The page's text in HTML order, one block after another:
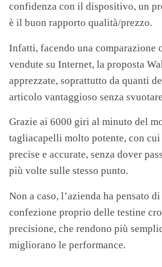
confidenza con il dispositivo, un
è il buon rapporto qualità/prezzo.
Infatti, facendo una comparazione
vendute su Internet, la proposta
apprezzate, soprattutto da quanti
articolo vantaggioso senza
Grazie ai 6000 giri al minuto del
tagliacapelli molto potente, con cui
precise e accurate, senza dover
più volte sulle stesso punto.
Non a caso, l’azienda ha pensato
confezione proprio delle testine
precisione, che rendono più
migliorano le performance.